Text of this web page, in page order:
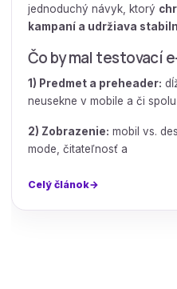
jednoduchý návyk, ktorý
kampaní a udržiava
Čo by mal testovací
1) Predmet a preheader:
neusekne v mobile a či
2) Zobrazenie: mobil vs.
mode, čitateľnosť a
Celý článok